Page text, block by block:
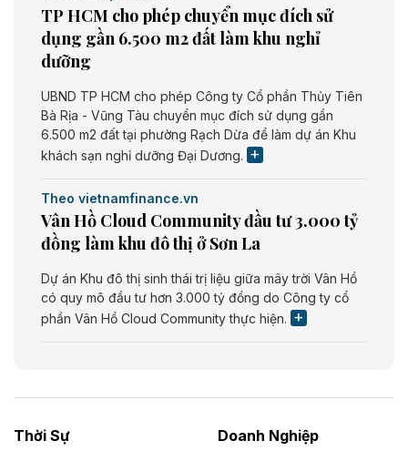
TP HCM cho phép chuyển mục đích sử
dụng gần 6.500 m2 đất làm khu nghỉ
dưỡng
UBND TP HCM cho phép Công ty Cổ phần Thủy Tiên
Bà Rịa - Vũng Tàu chuyển mục đích sử dụng gần
6.500 m2 đất tại phường Rạch Dừa để làm dự án Khu
khách sạn nghỉ dưỡng Đại Dương.
Theo vietnamfinance.vn
Vân Hồ Cloud Community đầu tư 3.000 tỷ
đồng làm khu đô thị ở Sơn La
Dự án Khu đô thị sinh thái trị liệu giữa mây trời Vân Hồ
có quy mô đầu tư hơn 3.000 tỷ đồng do Công ty cổ
phần Vân Hồ Cloud Community thực hiện.
Dự án Nhà máy xử lý rác và phát điện Bắc Giang do
Thời Sự Doanh Nghiệp